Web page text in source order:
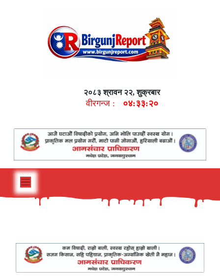
२०८३ श्रावन २२, शुक्रबार
वीरगन्ज : ०४:३३:२१